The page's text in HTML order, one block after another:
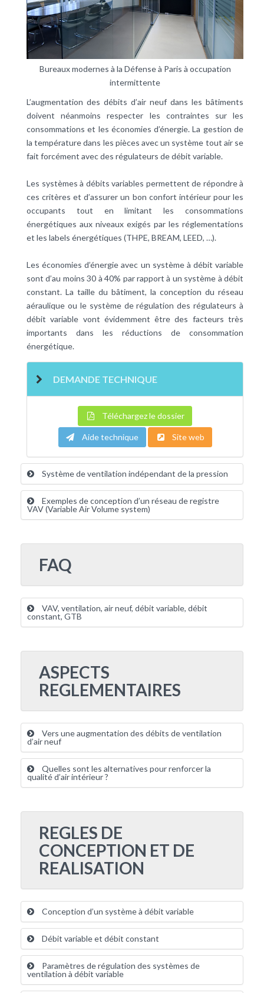
Bureaux modernes à la Défense à Paris à occupation
intermittente
L’augmentation des débits d’air neuf dans les bâtiments
doivent néanmoins respecter les contraintes sur les
consommations et les économies d’énergie. La gestion de
la température dans les pièces avec un système tout air se
fait forcément avec des régulateurs de débit variable.
Les systèmes à débits variables permettent de répondre à
ces critères et d’assurer un bon confort intérieur pour les
occupants tout en limitant les consommations
énergétiques aux niveaux exigés par les réglementations
et les labels énergétiques (THPE, BREAM, LEED, …).
Les économies d’énergie avec un système à débit variable
sont d’au moins 30 à 40% par rapport à un système à débit
constant. La taille du bâtiment, la conception du réseau
aéraulique ou le système de régulation des régulateurs à
débit variable vont évidemment être des facteurs très
importants dans les réductions de consommation
énergétique.
DEMANDE TECHNIQUE
Téléchargez le dossier
Aide technique Site web
Système de ventilation indépendant de la pression
Exemples de conception d’un réseau de registre
VAV (Variable Air Volume system)
FAQ
VAV, ventilation, air neuf, débit variable, débit
constant, GTB
ASPECTS
REGLEMENTAIRES
Vers une augmentation des débits de ventilation
d’air neuf
Quelles sont les alternatives pour renforcer la
qualité d’air intérieur ?
REGLES DE
CONCEPTION ET DE
REALISATION
Conception d’un système à débit variable
Débit variable et débit constant
Paramètres de régulation des systèmes de
ventilation à débit variable